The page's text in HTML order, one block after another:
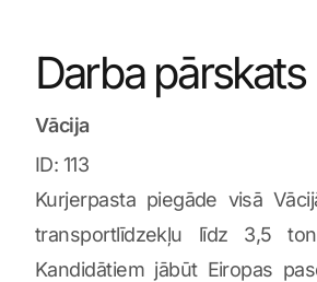
Darba pārskats
Vācija
ID: 113
Kurjerpasta piegāde visā
transportlīdzekļu līdz 3,5
Kandidātiem jābūt Eiropas